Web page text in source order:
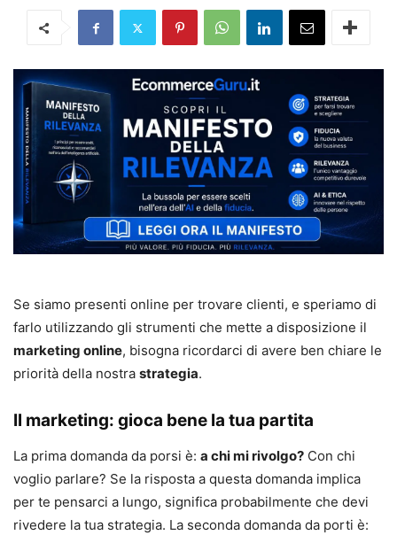
Se siamo presenti online per trovare clienti, e speriamo di
farlo utilizzando gli strumenti che mette a disposizione il
marketing online, bisogna ricordarci di avere ben chiare le
priorità della nostra strategia.
Il marketing: gioca bene la tua partita
La prima domanda da porsi è: a chi mi rivolgo? Con chi
voglio parlare? Se la risposta a questa domanda implica
per te pensarci a lungo, significa probabilmente che devi
rivedere la tua strategia. La seconda domanda da porti è: